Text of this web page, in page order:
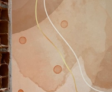
.9826 .99
Premium
.00 /m²